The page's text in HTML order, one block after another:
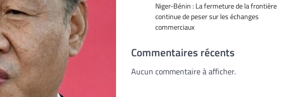
Niger-Bénin : La fermeture de la frontière
continue de peser sur les échanges
commerciaux
Commentaires récents
Aucun commentaire à afficher.